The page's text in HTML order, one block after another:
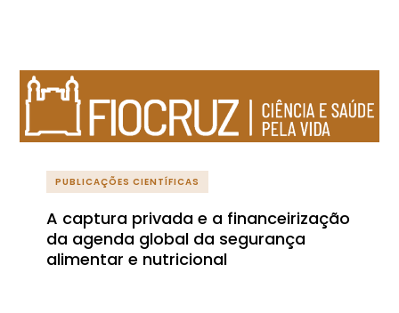
PUBLICAÇÕES CIENTÍFICAS
A captura privada e a financeirização
da agenda global da segurança
alimentar e nutricional